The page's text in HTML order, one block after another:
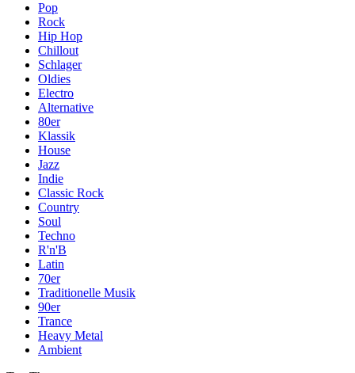
Pop
Rock
Hip Hop
Chillout
Schlager
Oldies
Electro
Alternative
80er
Klassik
House
Jazz
Indie
Classic Rock
Country
Soul
Techno
R'n'B
Latin
70er
Traditionelle Musik
90er
Trance
Heavy Metal
Ambient